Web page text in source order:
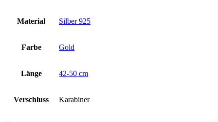
Material Silber 925
Farbe Gold
Länge 42-50 cm
Verschluss Karabiner